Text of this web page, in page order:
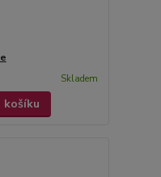
Skladem
košíku